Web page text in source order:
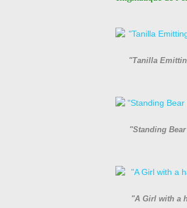
"Tanilla
"Standing
"A Girl with a